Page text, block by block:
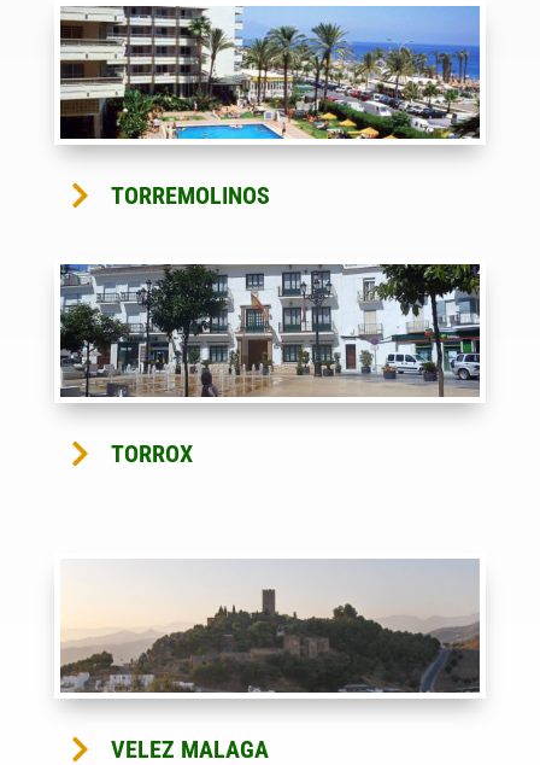
 TORREMOLINOS
 TORROX
 VELEZ MALAGA